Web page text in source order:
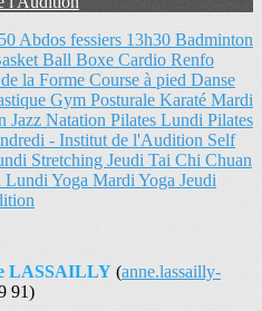
Abdos fessiers 13h30 Badminton
Ball Boxe Cardio Renfo
la Forme Course à pied Danse
Gym Posturale Karaté Mardi
Jazz Natation Pilates Lundi Pilates
- Institut de l'Audition Self
Stretching Jeudi Tai Chi Chuan
Lundi Yoga Mardi Yoga Jeudi
LASSAILLY (anne.lassailly-
91)